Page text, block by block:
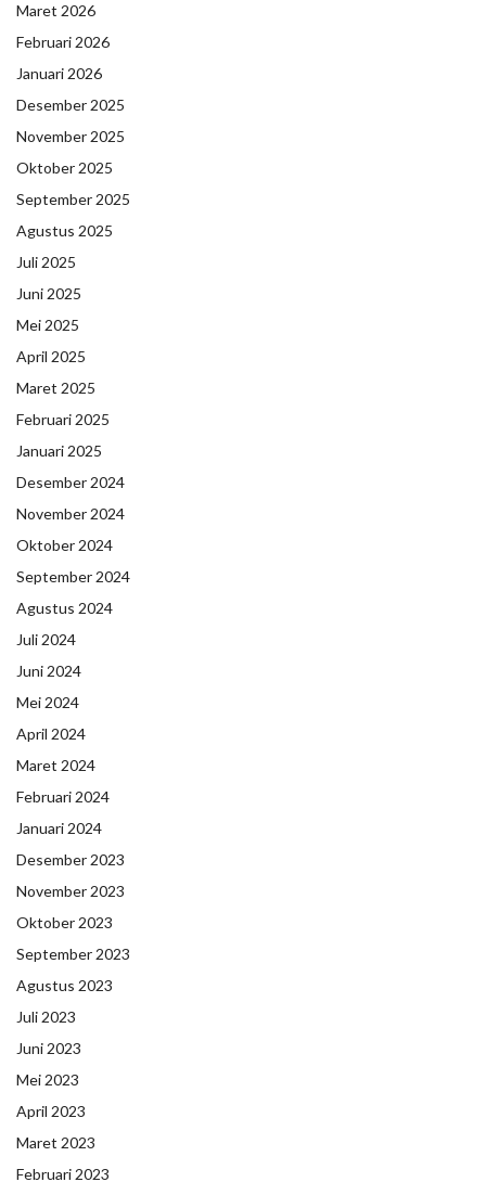
Maret 2026
Februari 2026
Januari 2026
Desember 2025
November 2025
Oktober 2025
September 2025
Agustus 2025
Juli 2025
Juni 2025
Mei 2025
April 2025
Maret 2025
Februari 2025
Januari 2025
Desember 2024
November 2024
Oktober 2024
September 2024
Agustus 2024
Juli 2024
Juni 2024
Mei 2024
April 2024
Maret 2024
Februari 2024
Januari 2024
Desember 2023
November 2023
Oktober 2023
September 2023
Agustus 2023
Juli 2023
Juni 2023
Mei 2023
April 2023
Maret 2023
Februari 2023